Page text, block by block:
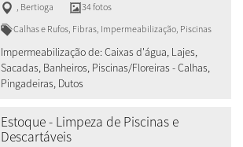
, Bertioga
34 fotos
Calhas e Rufos, Fibras, Impermeabilização, Piscinas
Impermeabilização de: Caixas d'água, Lajes,
Sacadas, Banheiros, Piscinas/Floreiras - Calhas,
Pingadeiras, Dutos
Estoque - Limpeza de Piscinas e
Descartáveis